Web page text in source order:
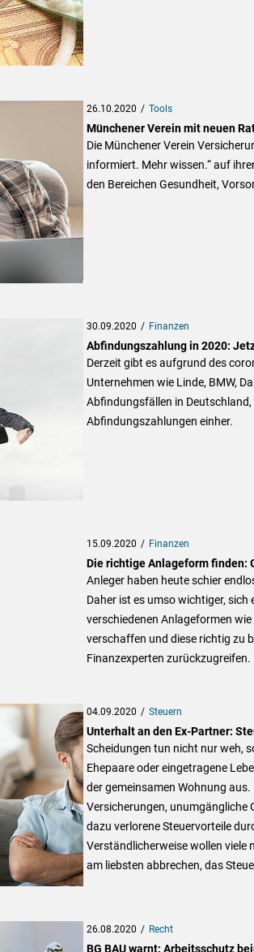
26.10.2020 Tools
Münchener Verein mit neuen
Die Münchener Verein
informiert. Mehr wissen.“ auf
den Bereichen Gesundheit,
30.09.2020 Finanzen
Abfindungszahlung in 2020:
Derzeit gibt es aufgrund des
Unternehmen wie Linde, BMW,
Abfindungsfällen in
Abfindungszahlungen einher.
15.09.2020 Finanzen
Die richtige Anlageform finden:
Anleger haben heute schier
Daher ist es umso wichtiger, sich
verschiedenen Anlageformen
verschaffen und diese richtig zu
Finanzexperten zurückzugreifen.
04.09.2020 Steuern
Unterhalt an den Ex-Partner:
Scheidungen tun nicht nur weh,
Ehepaare oder eingetragene
der gemeinsamen Wohnung
Versicherungen, unumgängliche
dazu verlorene Steuervorteile
Verständlicherweise wollen viele
am liebsten abbrechen, das
26.08.2020 Recht
BG BAU warnt: Arbeitsschutz